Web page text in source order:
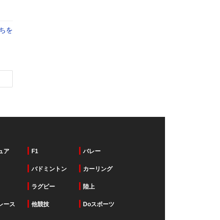
を
ア F1 バレー
バドミントン カーリング
ラグビー 陸上
ース 他競技 Doスポーツ